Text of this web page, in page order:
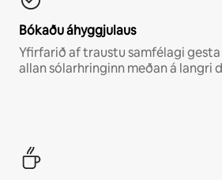
Bókaðu áhyggjulaus
Yfirfarið af traustu samfélagi
allan sólarhringinn meðan á langri